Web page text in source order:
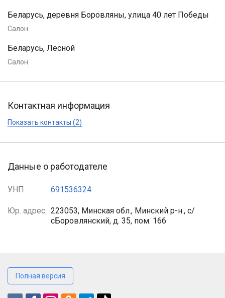
Беларусь, деревня Боровляны, улица 40 лет Победы
Салон
Беларусь, Лесной
Салон
Контактная информация
Показать контакты (2)
Данные о работодателе
УНП: 691536324
Юр. адрес: 223053, Минская обл., Минский р-н., с/
сБоровлянский, д. 35, пом. 166
Полная версия